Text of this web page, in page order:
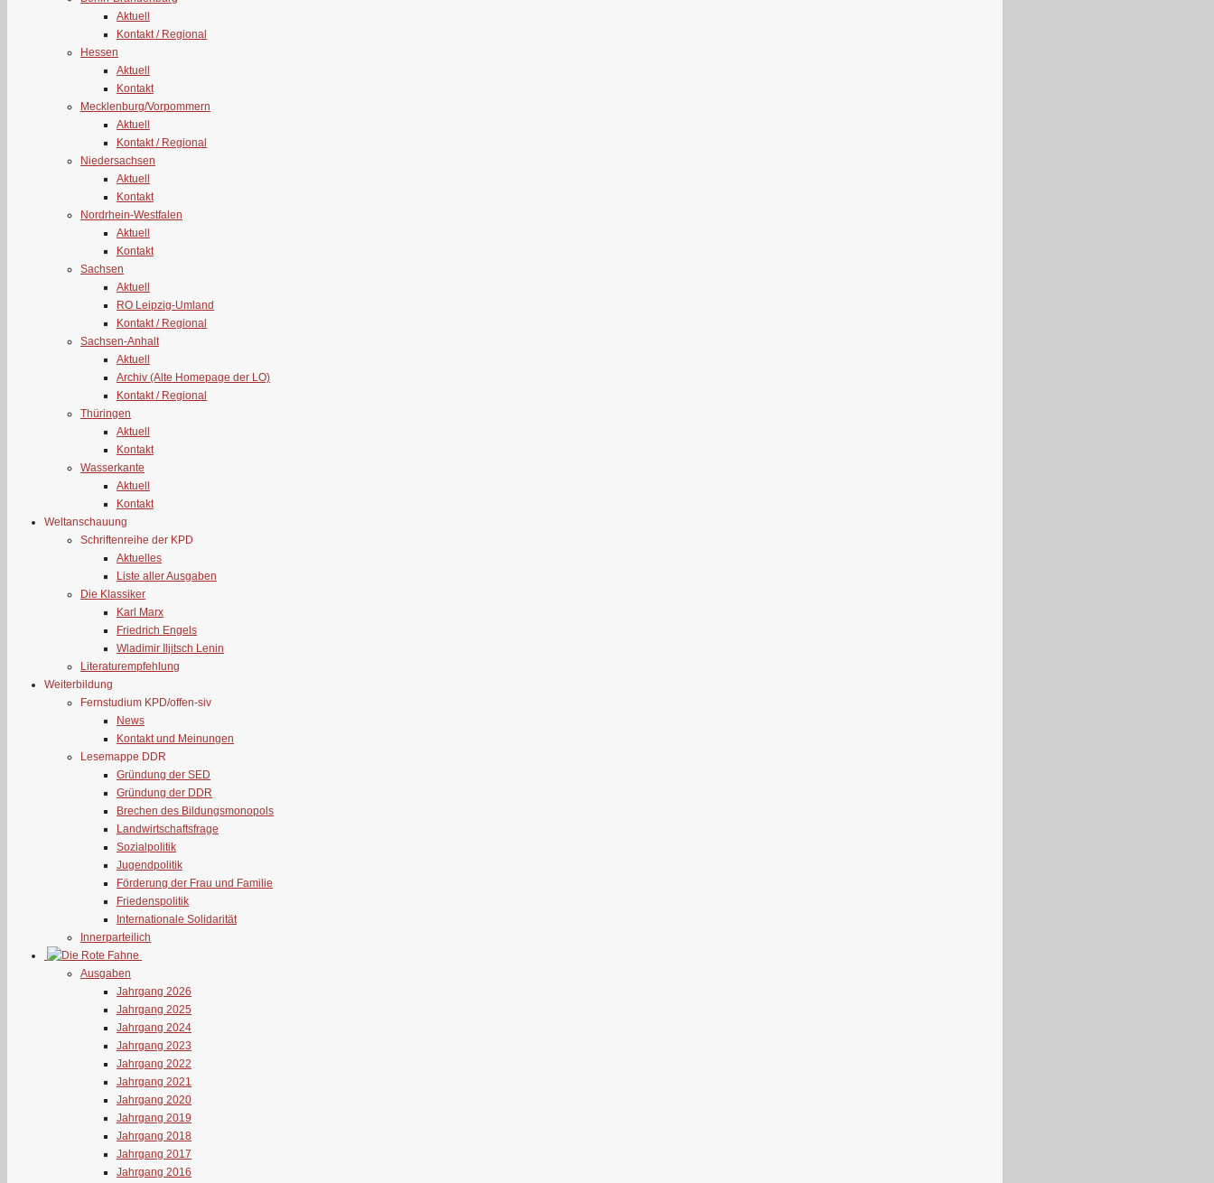
Aktuell
Kontakt / Regional
Hessen
Aktuell
Kontakt
Mecklenburg/Vorpommern
Aktuell
Kontakt / Regional
Niedersachsen
Aktuell
Kontakt
Nordrhein-Westfalen
Aktuell
Kontakt
Sachsen
Aktuell
RO Leipzig-Umland
Kontakt / Regional
Sachsen-Anhalt
Aktuell
Archiv (Alte Homepage der LO)
Kontakt / Regional
Thüringen
Aktuell
Kontakt
Wasserkante
Aktuell
Kontakt
Weltanschauung
Schriftenreihe der KPD
Aktuelles
Liste aller Ausgaben
Die Klassiker
Karl Marx
Friedrich Engels
Wladimir Iljitsch Lenin
Literaturempfehlung
Weiterbildung
Fernstudium KPD/offen-siv
News
Kontakt und Meinungen
Lesemappe DDR
Gründung der SED
Gründung der DDR
Brechen des Bildungsmonopols
Landwirtschaftsfrage
Sozialpolitik
Jugendpolitik
Förderung der Frau und Familie
Friedenspolitik
Internationale Solidarität
Innerparteilich
Ausgaben
Jahrgang 2026
Jahrgang 2025
Jahrgang 2024
Jahrgang 2023
Jahrgang 2022
Jahrgang 2021
Jahrgang 2020
Jahrgang 2019
Jahrgang 2018
Jahrgang 2017
Jahrgang 2016